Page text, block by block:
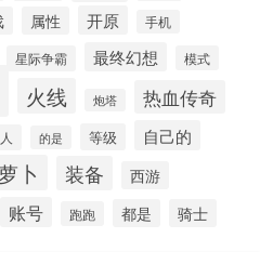
属性 开原 手机
星际争霸 最终幻想 模式
火线 炮塔 热血传奇
的是 等级 自己的
卜 装备 西游
账号 跑跑 都是 骑士